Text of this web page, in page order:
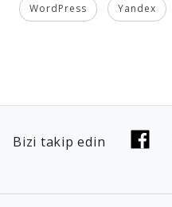
WordPress Yandex
Bizi takip edin